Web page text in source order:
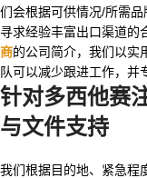
们会根据可供情况/所需
寻求经验丰富出口渠道的
商的公司简介，我们以实
队可以减少跟进工作，并
针对多西他赛
与文件支持
我们根据目的地、紧急程